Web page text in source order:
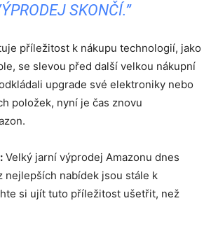
SKONČÍ.”
příležitost k nákupu technologií, jako
se slevou před další velkou nákupní
upgrade své elektroniky nebo
položek, nyní je čas znovu
Velký jarní výprodej Amazonu dnes
nejlepších nabídek jsou stále k
si ujít tuto příležitost ušetřit, než